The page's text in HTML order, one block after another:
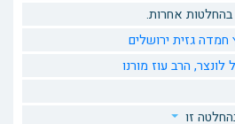
חמדה גזית ירושלים
לונצר, הרב עוז מורנו
זו